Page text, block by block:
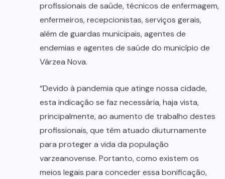
profissionais de saúde, técnicos de enfermagem,
enfermeiros, recepcionistas, serviços gerais,
além de guardas municipais, agentes de
endemias e agentes de saúde do município de
Várzea Nova.
“Devido à pandemia que atinge nossa cidade,
esta indicação se faz necessária, haja vista,
principalmente, ao aumento de trabalho destes
profissionais, que têm atuado diuturnamente
para proteger a vida da população
varzeanovense. Portanto, como existem os
meios legais para conceder essa bonificação,